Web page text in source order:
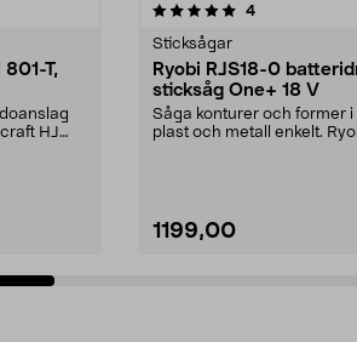
T,
HJ
4recensioner
Sticksågar
Ryobi RJS18-0
sticksåg One+ 18 V
Såga konturer och former i
plast och metall enkelt.
1199,00
5.0 av 5 stjärnor